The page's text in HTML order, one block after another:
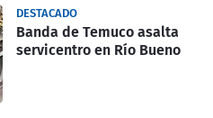
DESTACADO
Banda de Temuco asalta
servicentro en Río Bueno